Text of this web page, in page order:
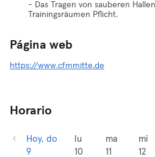
- Das Tragen von sauberen
Trainingsräumen Pflicht.
Página web
https://www.cfmmitte.de
Horario
Hoy, do
9
lu
10
ma
11
mi
12